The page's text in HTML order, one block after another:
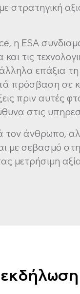
στρατηγική
η ESA
τις
επάξια τη
πρόσβαση σε
πριν αυτές
στις
τον άνθρωπο,
με σεβασμό
μετρήσιμη